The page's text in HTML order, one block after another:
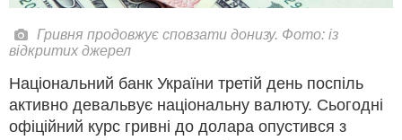
Гривня продовжує сповзати донизу. Фото: із
відкритих джерел
Національний банк України третій день поспіль
активно девальвує національну валюту. Сьогодні
офіційний курс гривні до долара опустився з